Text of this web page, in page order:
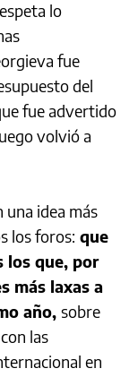
lo
fue
del
fue advertido
volvió a
una idea más
los foros: que
los que, por
más laxas a
año, sobre
las
en